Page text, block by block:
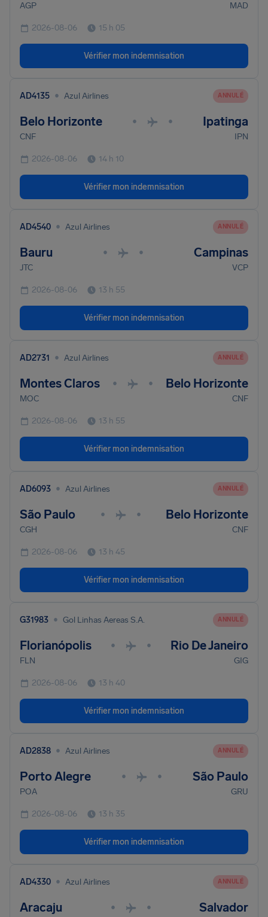
AGP MAD
2026-08-06 15 h 05
Vérifier mon indemnisation
AD4135 • Azul Airlines ANNULÉ
Belo Horizonte • • Ipatinga
CNF IPN
2026-08-06 14 h 10
Vérifier mon indemnisation
AD4540 • Azul Airlines ANNULÉ
Bauru • • Campinas
JTC VCP
2026-08-06 13 h 55
Vérifier mon indemnisation
AD2731 • Azul Airlines ANNULÉ
Montes Claros • • Belo Horizonte
MOC CNF
2026-08-06 13 h 55
Vérifier mon indemnisation
AD6093 • Azul Airlines ANNULÉ
São Paulo • • Belo Horizonte
CGH CNF
2026-08-06 13 h 45
Vérifier mon indemnisation
G31983 • Gol Linhas Aereas S.A. ANNULÉ
Florianópolis • • Rio De Janeiro
FLN GIG
2026-08-06 13 h 40
Vérifier mon indemnisation
AD2838 • Azul Airlines ANNULÉ
Porto Alegre • • São Paulo
POA GRU
2026-08-06 13 h 35
Vérifier mon indemnisation
AD4330 • Azul Airlines ANNULÉ
Aracaju • • Salvador